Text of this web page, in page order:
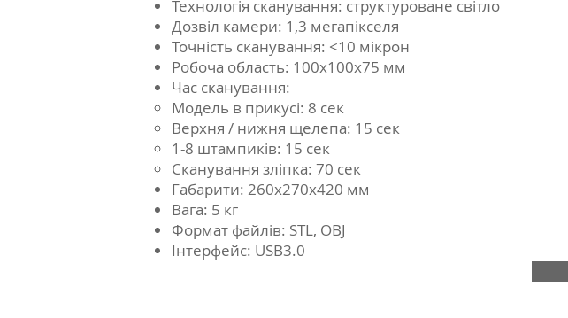
Технологія сканування: структуроване світло
Дозвіл камери: 1,3 мегапікселя
Точність сканування: <10 мікрон
Робоча область: 100х100х75 мм
Час сканування:
Модель в прикусі: 8 сек
Верхня / нижня щелепа: 15 сек
1-8 штампиків: 15 сек
Сканування зліпка: 70 сек
Габарити: 260х270х420 мм
Вага: 5 кг
Формат файлів: STL, OBJ
Інтерфейс: USB3.0